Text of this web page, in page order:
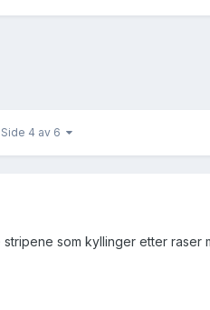
Side 4 av 6
som kyllinger etter